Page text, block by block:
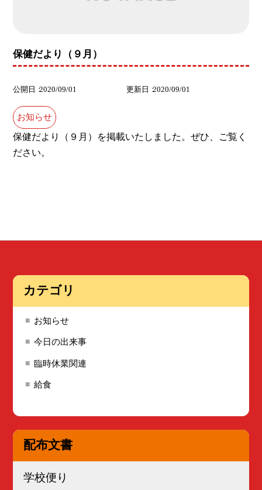
保健だより（９月）
公開日 2020/09/01 更新日 2020/09/01
お知らせ
保健だより（９月）を掲載いたしました。ぜひ、ご覧く
ださい。
カテゴリ
お知らせ
今日の出来事
臨時休業関連
給食
配布文書
学校便り